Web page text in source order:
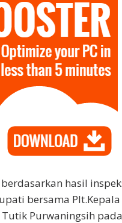
hasil
bersama
Purwaningsih